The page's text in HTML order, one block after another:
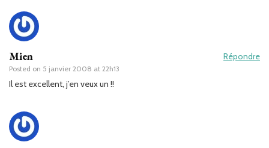
Mien
Posted on 5 janvier 2008 at 22h13
Répondre
Il est excellent, j’en veux un !!